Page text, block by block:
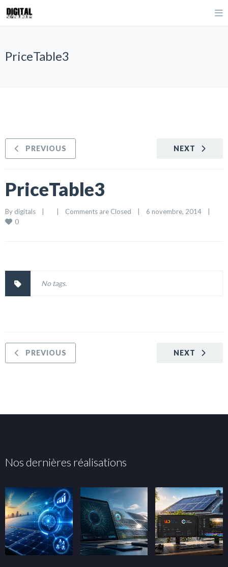
PriceTable3
NEXT
PREVIOUS
PriceTable3
By digitals Comments are Closed 6 novembre, 2014
0
No tags.
NEXT
PREVIOUS
Nos dernières réalisations